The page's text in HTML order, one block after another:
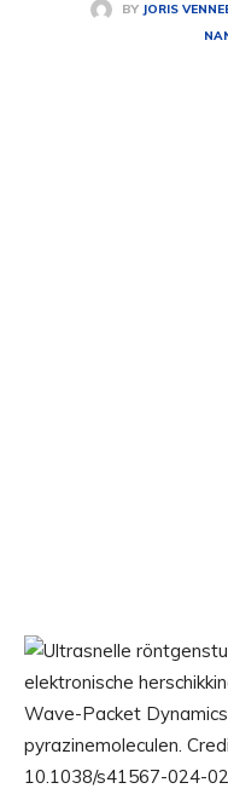
BY JORIS
Wave-Packet
pyrazinemoleculen.
10.1038/s41567-024-